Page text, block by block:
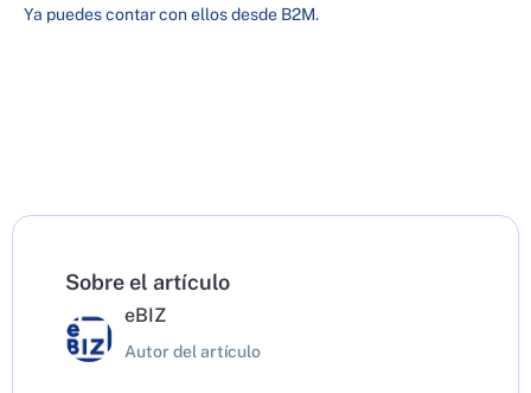
Ya puedes contar con ellos desde B2M.
Sobre el artículo
eBIZ
Autor del artículo